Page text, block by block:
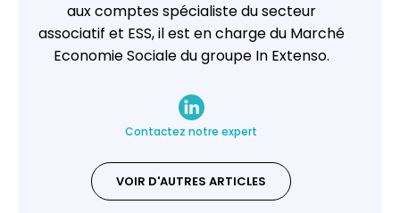
aux comptes spécialiste du secteur
associatif et ESS, il est en charge du Marché
Economie Sociale du groupe In Extenso.
Contactez notre expert
VOIR D'AUTRES ARTICLES